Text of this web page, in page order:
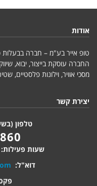
אודות
החברה עוסקת בייצור, יבוא,
מסכי אוויר, וילונות פלסטיים,
יצירת קשר
טלפון
שעות פעילות:
דוא"ל:
פקס: 08-